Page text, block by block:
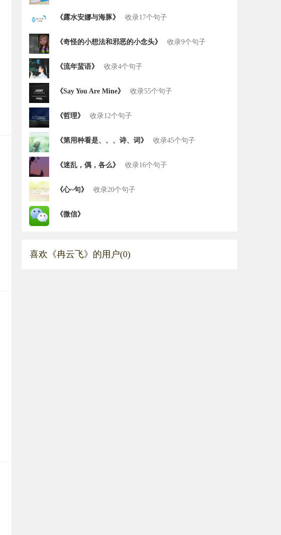
《露水安娜与海豚》 收录17个句子
《奇怪的小想法和邪恶的小念头》 收录9个句子
《流年蜚语》 收录4个句子
《Say You Are Mine》 收录55个句子
《哲理》 收录12个句子
《第用种看是、、、诗、词》 收录45个句子
《迷乱，偶，各么》 收录16个句子
《心~句》 收录20个句子
《微信》
喜欢《冉云飞》的用户(0)